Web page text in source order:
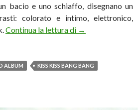
bacio e uno schiaffo, disegnano un
colorato e intimo, elettronico,
Continua la lettura di Baby K: “Kiss
→
ALBUM
KISS KISS BANG BANG